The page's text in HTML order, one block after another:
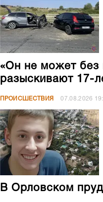
«Он не может без
разыскивают 17-
ПРОИСШЕСТВИЯ 07.08.2026
В Орловском